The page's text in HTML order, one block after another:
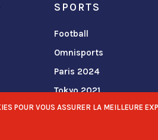
SPORTS
Football
Omnisports
Paris 2024
Tokyo 2021
POUR VOUS ASSURER LA MEILLEURE